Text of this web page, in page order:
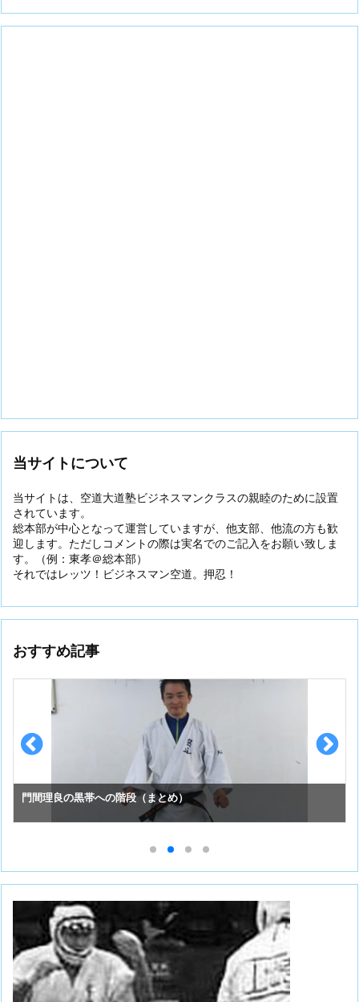
当サイトについて
当サイトは、空道大道塾ビジネスマンクラスの親睦のために設置
されています。
総本部が中心となって運営していますが、他支部、他流の方も歓
迎します。ただしコメントの際は実名でのご記入をお願い致しま
す。（例：東孝＠総本部）
それではレッツ！ビジネスマン空道。押忍！
おすすめ記事
門間理良の黒帯への階段（まとめ）